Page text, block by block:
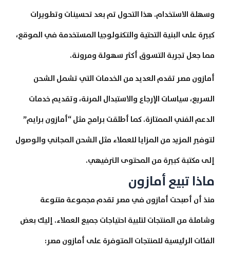
وسهلة الاستخدام. هذا التحول تم بعد تحسينات وتطويرات
كبيرة على البنية التحتية والتكنولوجيا المستخدمة في الموقع،
مما جعل تجربة التسوق أكثر سهولة ومرونة.
أمازون مصر تقدم العديد من الخدمات التي تشمل الشحن
السريع، سياسات الإرجاع والاستبدال المرنة، وتقديم خدمات
الدعم الفني الممتازة. كما أطلقت برامج مثل “أمازون برايم”
لتوفير المزيد من المزايا للعملاء مثل الشحن المجاني والوصول
إلى مكتبة كبيرة من المحتوى الترفيهي.
ماذا تبيع أمازون
منذ أن أصبحت أمازون في مصر تقدم مجموعة متنوعة
وشاملة من المنتجات لتلبية احتياجات جميع العملاء. إليك بعض
الفئات الرئيسية للمنتجات المتوفرة على أمازون مصر: